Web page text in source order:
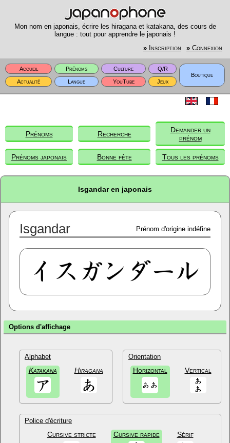
Mon nom en japonais, écrire les hiragana et katakana, des cours de
langue : tout pour apprendre le japonais !
» Inscription » Connexion
Accueil Prénoms Culture
Q/R
Boutique
Actualité
Langue YouTube Jeux
Prénoms Recherche
Demander un
prénom
Prénoms japonais Bonne fête Tous les prénoms
Isgandar en japonais
Isgandar Prénom d'origine indéfine
Options d'affichage
Alphabet
Katakana Hiragana
Orientation
Horizontal Vertical
Police d'écriture
Cursive stricte Cursive rapide Sérif